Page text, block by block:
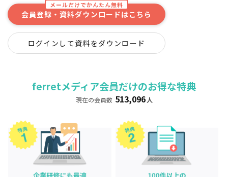
メールだけでかんたん無料
会員登録・資料ダウンロードはこちら
ログインして資料をダウンロード
ferretメディア会員だけのお得な特典
現在の会員数 513,096 人